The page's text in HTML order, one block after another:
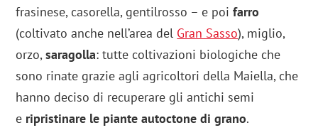
frasinese, casorella, gentilrosso – e poifarro
(coltivato anche nell’area del Gran Sasso), miglio,
orzo,saragolla: tutte coltivazioni biologiche che
sono rinate grazie agli agricoltori della Maiella, che
hanno deciso di recuperare gli antichi semi
e ripristinare le piante autoctone di grano.